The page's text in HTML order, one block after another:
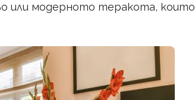
или модерното теракота, които